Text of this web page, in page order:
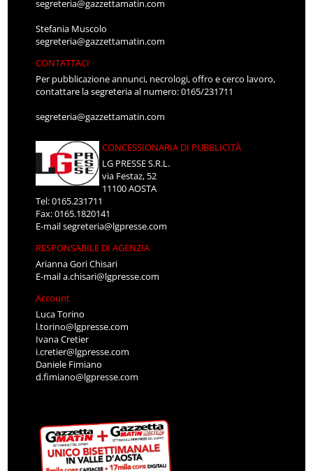
segreteria@gazzettamatin.com
Stefania Muscolo
segreteria@gazzettamatin.com
CONTATTACI
Per pubblicazione annunci, necrologi, offro e cerco lavoro,
contattare la segreteria al numero: 0165/231711
segreteria@gazzettamatin.com
CONCESSIONARIA DI PUBBLICITÀ
LG PRESSE S.R.L.
via Festaz, 52
11100 AOSTA
Tel: 0165.231711
Fax: 0165.1820141
E-mailsegreteria@lgpresse.com
RESPONSABILE DI AGENZIA
Arianna Gori Chisari
E-maila.chisari@lgpresse.com
Account
Luca Torino
l.torino@lgpresse.com
Ivana Cretier
i.cretier@lgpresse.com
Daniele Fimiano
d.fimiano@lgpresse.com